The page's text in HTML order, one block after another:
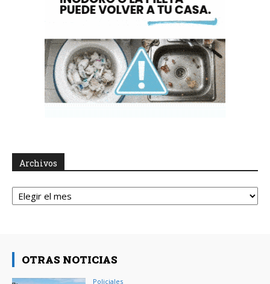
Archivos
Archivos
OTRAS NOTICIAS
Policiales